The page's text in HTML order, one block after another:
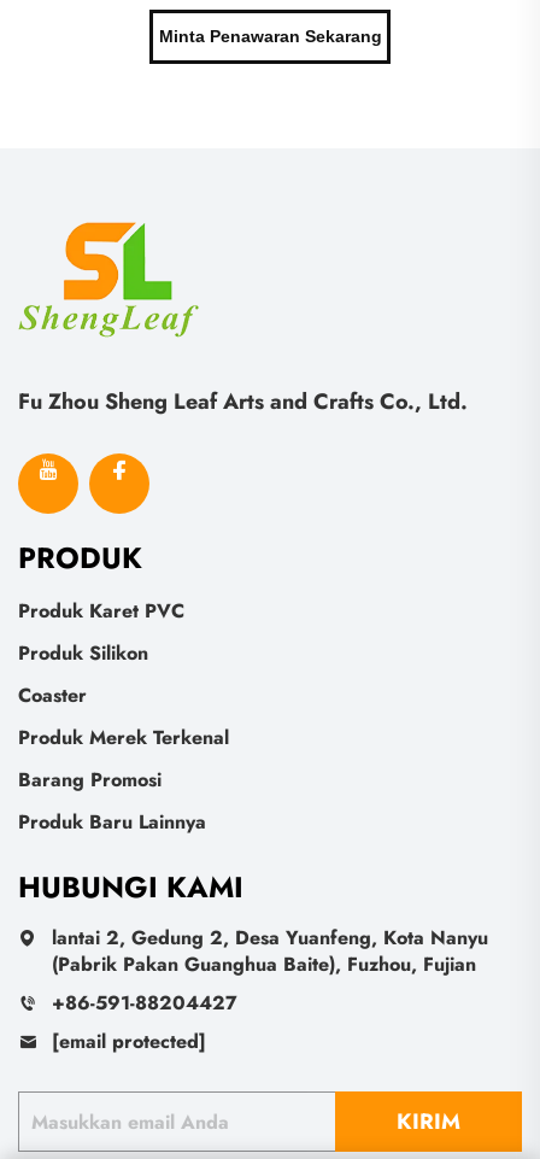
Minta Penawaran Sekarang
Fu Zhou Sheng Leaf Arts and Crafts Co., Ltd.
PRODUK
Produk Karet PVC
Produk Silikon
Coaster
Produk Merek Terkenal
Barang Promosi
Produk Baru Lainnya
HUBUNGI KAMI
lantai 2, Gedung 2, Desa Yuanfeng, Kota Nanyu
(Pabrik Pakan Guanghua Baite), Fuzhou, Fujian
+86-591-88204427
[email protected]
KIRIM